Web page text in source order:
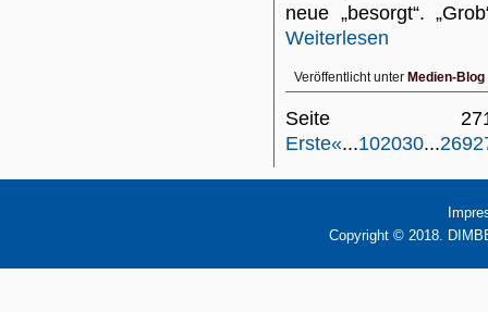
neue „besorgt“.
Weiterlesen
Veröffentlicht unter Medien-Blog
Seite
Erste«...102030...269
Copyright © 2018.